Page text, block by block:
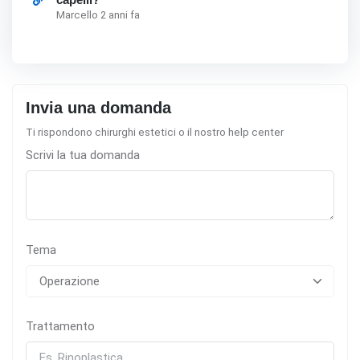
Marcello 2 anni fa
Invia una domanda
Ti rispondono chirurghi estetici o il nostro help center
Scrivi la tua domanda
Tema
Trattamento